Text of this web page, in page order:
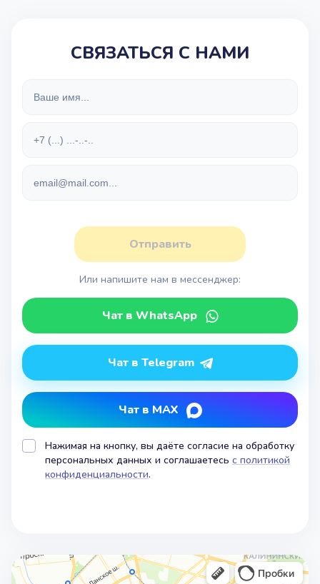
СВЯЗАТЬСЯ С НАМИ
Отправить
Или напишите нам в мессенджер:
Чат в WhatsApp
Чат в Telegram
Чат в MAX
Нажимая на кнопку, вы даёте согласие на обработку
персональных данных и соглашаетесь с политикой
конфиденциальности.